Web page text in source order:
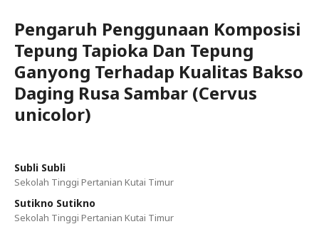
Pengaruh Penggunaan Komposisi
Tepung Tapioka Dan Tepung
Ganyong Terhadap Kualitas Bakso
Daging Rusa Sambar (Cervus
unicolor)
Subli Subli
Sekolah Tinggi Pertanian Kutai Timur
Sutikno Sutikno
Sekolah Tinggi Pertanian Kutai Timur